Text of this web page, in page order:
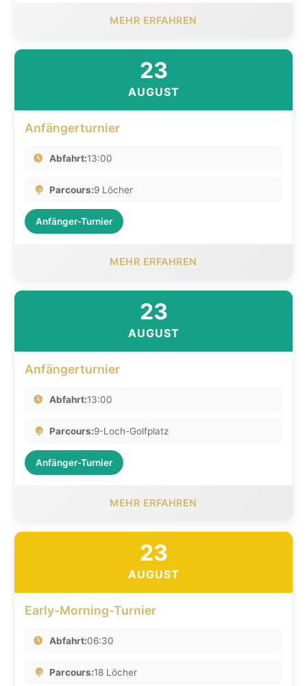
MEHR ERFAHREN
23
AUGUST
Anfängerturnier
Abfahrt:13:00
Parcours:9 Löcher
Anfänger-Turnier
MEHR ERFAHREN
23
AUGUST
Anfängerturnier
Abfahrt:13:00
Parcours:9-Loch-Golfplatz
Anfänger-Turnier
MEHR ERFAHREN
23
AUGUST
Early-Morning-Turnier
Abfahrt:06:30
Parcours:18 Löcher